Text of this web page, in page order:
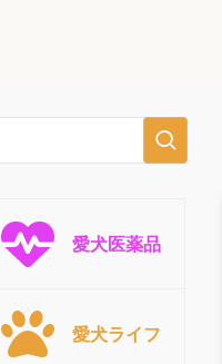
愛犬医薬品
愛犬ライフ